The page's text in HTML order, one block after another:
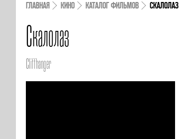
ГЛАВНАЯ КИНО КАТАЛОГ ФИЛЬМОВ СКАЛОЛАЗ
Скалолаз
Cliffhanger